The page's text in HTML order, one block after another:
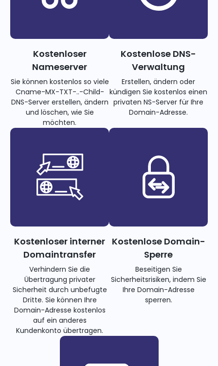
Kostenloser
Nameserver
Sie können kostenlos so viele
Cname-MX-TXT-..-Child-
DNS-Server erstellen, ändern
und löschen, wie Sie
möchten.
Kostenlose DNS-
Verwaltung
Erstellen, ändern oder
kündigen Sie kostenlos einen
privaten NS-Server für Ihre
Domain-Adresse.
Kostenloser interner
Domaintransfer
Verhindern Sie die
Übertragung privater
Sicherheit durch unbefugte
Dritte. Sie können Ihre
Domain-Adresse kostenlos
auf ein anderes
Kundenkonto übertragen.
Kostenlose Domain-
Sperre
Beseitigen Sie
Sicherheitsrisiken, indem Sie
Ihre Domain-Adresse
sperren.